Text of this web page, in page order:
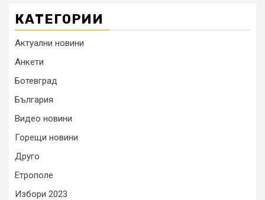
КАТЕГОРИИ
Актуални новини
Анкети
Ботевград
България
Видео новини
Горещи новини
Друго
Етрополе
Избори 2023